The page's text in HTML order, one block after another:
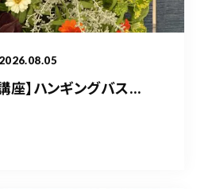
2026.08.05
座】ハンギングバス...